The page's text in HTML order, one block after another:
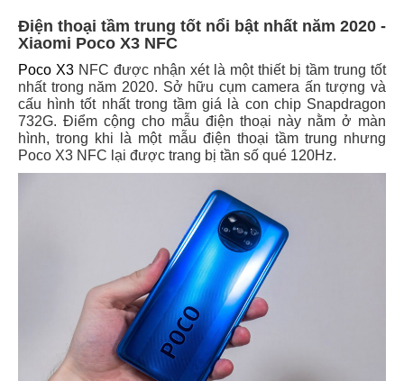
Điện thoại tầm trung tốt nổi bật nhất năm 2020 -
Xiaomi Poco X3 NFC
Poco X3 NFC được nhận xét là một thiết bị tầm trung tốt
nhất trong năm 2020. Sở hữu cụm camera ấn tượng và
cấu hình tốt nhất trong tầm giá là con chip Snapdragon
732G. Điểm cộng cho mẫu điện thoại này nằm ở màn
hình, trong khi là một mẫu điện thoại tầm trung nhưng
Poco X3 NFC lại được trang bị tần số qué 120Hz.